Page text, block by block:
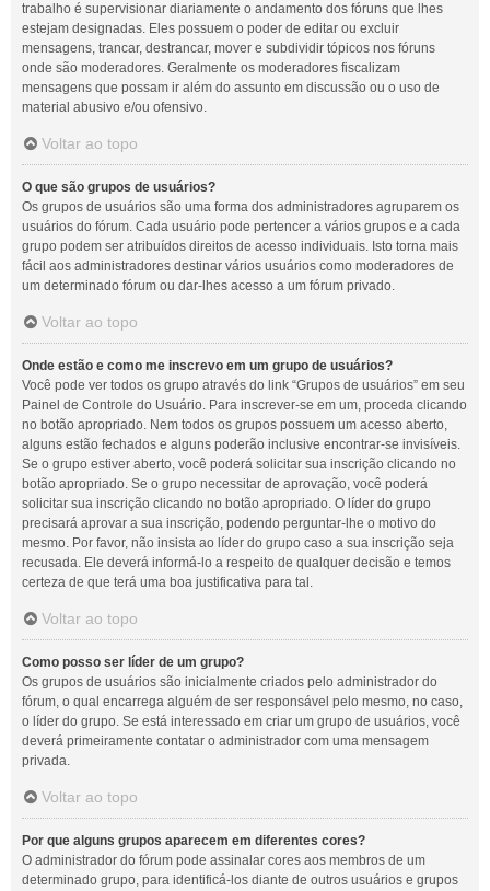
trabalho é supervisionar diariamente o andamento dos fóruns que lhes
estejam designadas. Eles possuem o poder de editar ou excluir
mensagens, trancar, destrancar, mover e subdividir tópicos nos fóruns
onde são moderadores. Geralmente os moderadores fiscalizam
mensagens que possam ir além do assunto em discussão ou o uso de
material abusivo e/ou ofensivo.
Voltar ao topo
O que são grupos de usuários?
Os grupos de usuários são uma forma dos administradores agruparem os
usuários do fórum. Cada usuário pode pertencer a vários grupos e a cada
grupo podem ser atribuídos direitos de acesso individuais. Isto torna mais
fácil aos administradores destinar vários usuários como moderadores de
um determinado fórum ou dar-lhes acesso a um fórum privado.
Voltar ao topo
Onde estão e como me inscrevo em um grupo de usuários?
Você pode ver todos os grupo através do link “Grupos de usuários” em seu
Painel de Controle do Usuário. Para inscrever-se em um, proceda clicando
no botão apropriado. Nem todos os grupos possuem um acesso aberto,
alguns estão fechados e alguns poderão inclusive encontrar-se invisíveis.
Se o grupo estiver aberto, você poderá solicitar sua inscrição clicando no
botão apropriado. Se o grupo necessitar de aprovação, você poderá
solicitar sua inscrição clicando no botão apropriado. O líder do grupo
precisará aprovar a sua inscrição, podendo perguntar-lhe o motivo do
mesmo. Por favor, não insista ao líder do grupo caso a sua inscrição seja
recusada. Ele deverá informá-lo a respeito de qualquer decisão e temos
certeza de que terá uma boa justificativa para tal.
Voltar ao topo
Como posso ser líder de um grupo?
Os grupos de usuários são inicialmente criados pelo administrador do
fórum, o qual encarrega alguém de ser responsável pelo mesmo, no caso,
o líder do grupo. Se está interessado em criar um grupo de usuários, você
deverá primeiramente contatar o administrador com uma mensagem
privada.
Voltar ao topo
Por que alguns grupos aparecem em diferentes cores?
O administrador do fórum pode assinalar cores aos membros de um
determinado grupo, para identificá-los diante de outros usuários e grupos